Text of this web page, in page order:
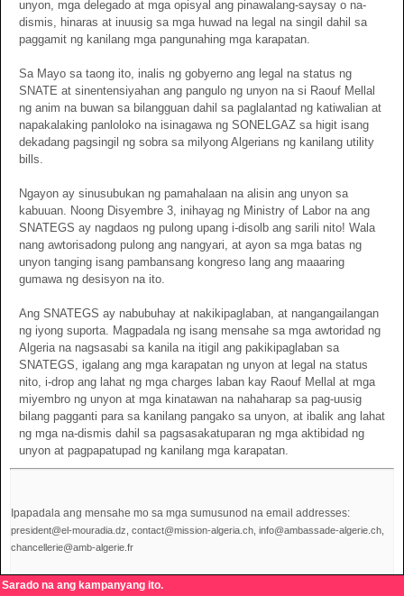
unyon, mga delegado at mga opisyal ang pinawalang-saysay o na-
dismis, hinaras at inuusig sa mga huwad na legal na singil dahil sa
paggamit ng kanilang mga pangunahing mga karapatan.
Sa Mayo sa taong ito, inalis ng gobyerno ang legal na status ng
SNATE at sinentensiyahan ang pangulo ng unyon na si Raouf Mellal
ng anim na buwan sa bilangguan dahil sa paglalantad ng katiwalian at
napakalaking panloloko na isinagawa ng SONELGAZ sa higit isang
dekadang pagsingil ng sobra sa milyong Algerians ng kanilang utility
bills.
Ngayon ay sinusubukan ng pamahalaan na alisin ang unyon sa
kabuuan. Noong Disyembre 3, inihayag ng Ministry of Labor na ang
SNATEGS ay nagdaos ng pulong upang i-disolb ang sarili nito! Wala
nang awtorisadong pulong ang nangyari, at ayon sa mga batas ng
unyon tanging isang pambansang kongreso lang ang maaaring
gumawa ng desisyon na ito.
Ang SNATEGS ay nabubuhay at nakikipaglaban, at nangangailangan
ng iyong suporta. Magpadala ng isang mensahe sa mga awtoridad ng
Algeria na nagsasabi sa kanila na itigil ang pakikipaglaban sa
SNATEGS, igalang ang mga karapatan ng unyon at legal na status
nito, i-drop ang lahat ng mga charges laban kay Raouf Mellal at mga
miyembro ng unyon at mga kinatawan na nahaharap sa pag-uusig
bilang pagganti para sa kanilang pangako sa unyon, at ibalik ang lahat
ng mga na-dismis dahil sa pagsasakatuparan ng mga aktibidad ng
unyon at pagpapatupad ng kanilang mga karapatan.
Ipapadala ang mensahe mo sa mga sumusunod na email addresses:
president@el-mouradia.dz, contact@mission-algeria.ch, info@ambassade-algerie.ch,
chancellerie@amb-algerie.fr
Sarado na ang kampanyang ito.